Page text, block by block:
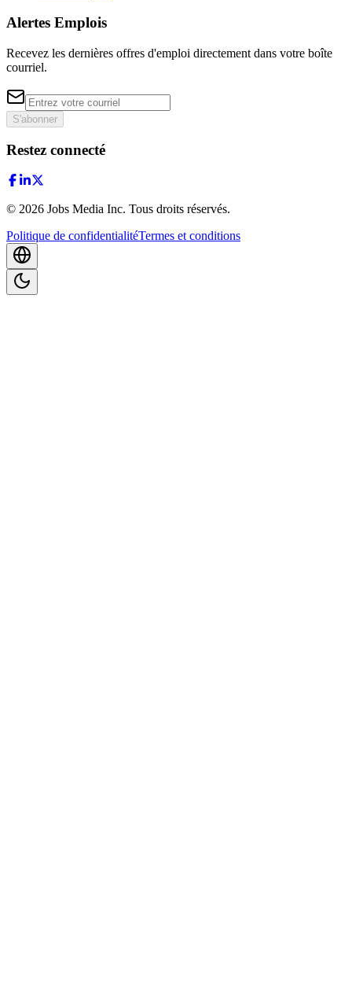
Alertes Emplois
Recevez les dernières offres d'emploi directement dans votre boîte
courriel.
S'abonner
Restez connecté
© 2026 Jobs Media Inc. Tous droits réservés.
Politique de confidentialitéTermes et conditions